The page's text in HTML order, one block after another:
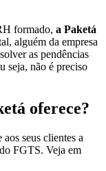
formado, a Paketá
alguém da empresa
as pendências
seja, não é preciso
oferece?
seus clientes a
FGTS. Veja em